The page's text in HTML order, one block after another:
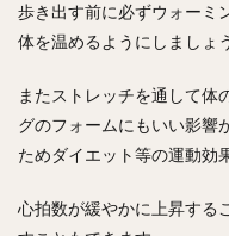
歩き出す前に必ずウォーミ
体を温めるようにしましょう
またストレッチを通して体
グのフォームにもいい影響
ためダイエット等の運動効
心拍数が緩やかに上昇する